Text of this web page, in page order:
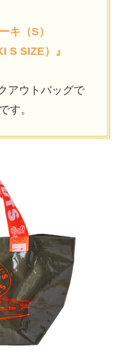
キ（S）
S SIZE）』
アウトバッグで
す。